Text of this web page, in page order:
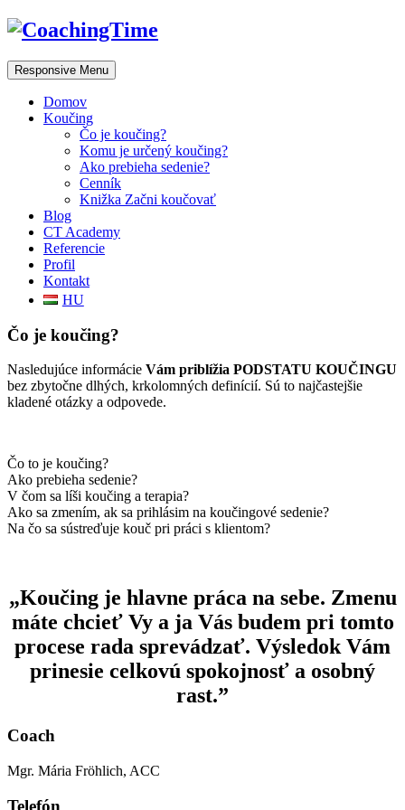
Responsive Menu
Domov
Koučing
Čo je koučing?
Komu je určený koučing?
Ako prebieha sedenie?
Cenník
Knižka Začni koučovať
Blog
CT Academy
Referencie
Profil
Kontakt
HU
Čo je koučing?
Nasledujúce informácie Vám priblížia PODSTATU KOUČINGU
bez zbytočne dlhých, krkolomných definícií. Sú to najčastejšie
kladené otázky a odpovede.
Čo to je koučing?
Ako prebieha sedenie?
V čom sa líši koučing a terapia?
Ako sa zmením, ak sa prihlásim na koučingové sedenie?
Na čo sa sústreďuje kouč pri práci s klientom?
„Koučing je hlavne práca na sebe. Zmenu
máte chcieť Vya ja Vás budem pri tomto
procese rada sprevádzať. Výsledok Vám
prinesie celkovú spokojnosť a osobný
rast.”
Coach
Mgr. Mária Fröhlich, ACC
Telefón